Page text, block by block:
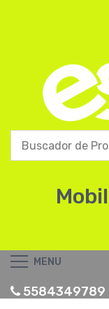
MENU
5584349789